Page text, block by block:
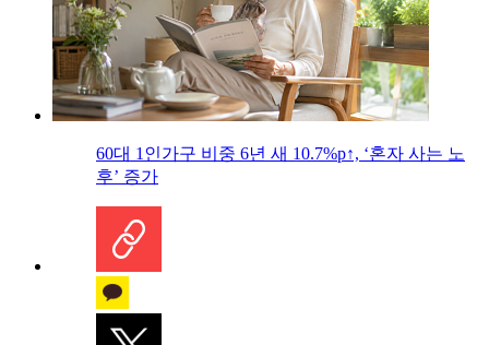
60대 1인가구 비중 6년 새 10.7%p↑, ‘혼자 사는 노
후’ 증가